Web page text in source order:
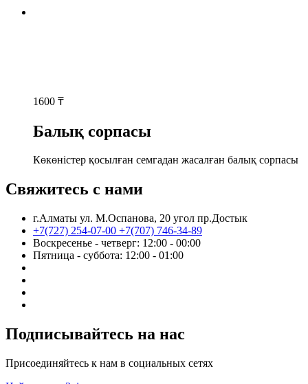
1600 ₸
Балық сорпасы
Көкөністер қосылған семгадан жасалған балық сорпасы
Свяжитесь с нами
г.Алматы ул. М.Оспанова, 20 угол пр.Достык
+7(727) 254-07-00 +7(707) 746-34-89
Воскресенье - четверг: 12:00 - 00:00
Пятница - суббота: 12:00 - 01:00
Подписывайтесь на нас
Присоединяйтесь к нам в социальных сетях